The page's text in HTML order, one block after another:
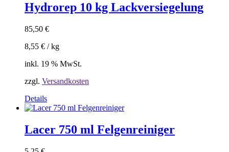
Hydrorep 10 kg Lackversiegelung
85,50 €
8,55 € /kg
inkl. 19 % MwSt.
zzgl. Versandkosten
Details
Lacer 750 ml Felgenreiniger